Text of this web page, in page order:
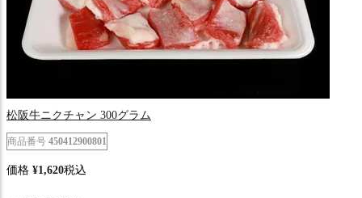
松阪牛ニクチャン 300グラム
商品番号 450412900801
価格 ¥1,620税込